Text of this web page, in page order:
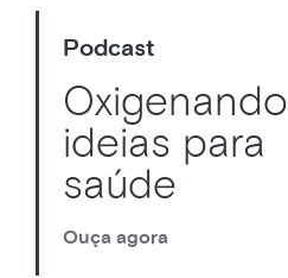
Podcast
Oxigenando
ideias para
saúde
Ouça agora